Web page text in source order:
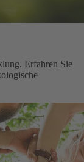
Erfahren Sie